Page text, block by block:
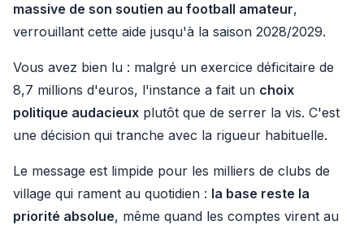
massive de son soutien au football amateur,
verrouillant cette aide jusqu'à la saison 2028/2029.
Vous avez bien lu : malgré un exercice déficitaire de
8,7 millions d'euros, l'instance a fait un choix
politique audacieux plutôt que de serrer la vis. C'est
une décision qui tranche avec la rigueur habituelle.
Le message est limpide pour les milliers de clubs de
village qui rament au quotidien : la base reste la
priorité absolue, même quand les comptes virent au